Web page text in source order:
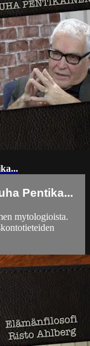
Pentika...
mytologioista.